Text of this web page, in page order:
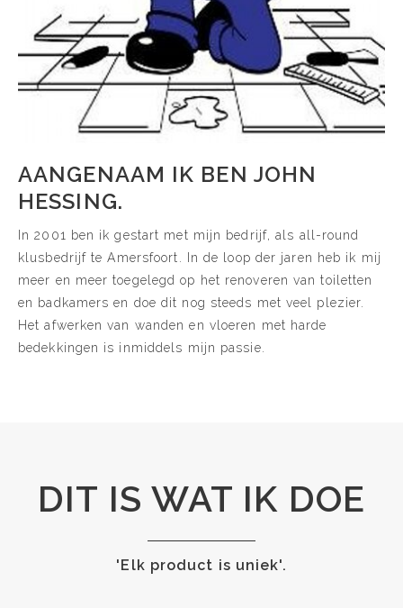
AANGENAAM IK BEN JOHN
HESSING.
In 2001 ben ik gestart met mijn bedrijf, als all-round
klusbedrijf te Amersfoort. In de loop der jaren heb ik mij
meer en meer toegelegd op het renoveren van toiletten
en badkamers en doe dit nog steeds met veel plezier.
Het afwerken van wanden en vloeren met harde
bedekkingen is inmiddels mijn passie.
DIT IS WAT IK DOE
'Elk product is uniek'.